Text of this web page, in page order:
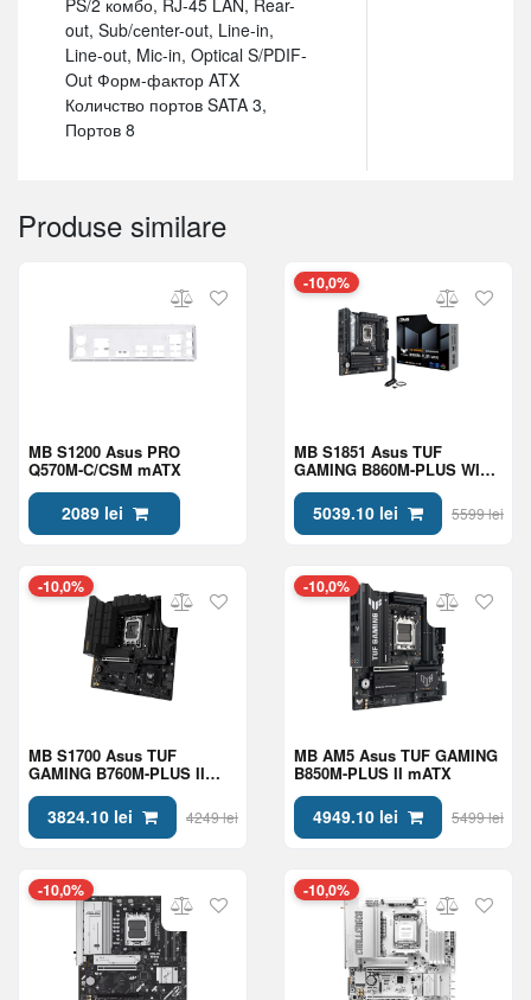
out, Sub/сenter-out, Line-in,
Line-out, Mic-in, Optical S/PDIF-
Out Форм-фактор ATX
Количство портов SATA 3,
Портов 8
Produse similare
MB S1200 Asus PRO
Q570M-C/CSM mATX
2089 lei
-10,0%
MB S1851 Asus TUF
GAMING B860M-PLUS WIFI
mATX
5039.10 lei 5599 lei
-10,0%
MB S1700 Asus TUF
GAMING B760M-PLUS II
mATX
3824.10 lei 4249 lei
-10,0%
MB AM5 Asus TUF GAMING
B850M-PLUS II mATX
4949.10 lei 5499 lei
-10,0% -10,0%